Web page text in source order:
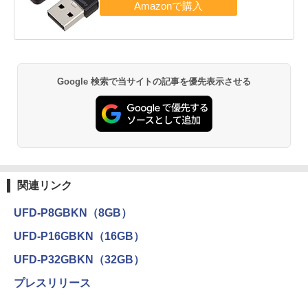
Google 検索で当サイトの記事を優先表示させる
関連リンク
UFD-P8GBKN（8GB）
UFD-P16GBKN（16GB）
UFD-P32GBKN（32GB）
プレスリリース